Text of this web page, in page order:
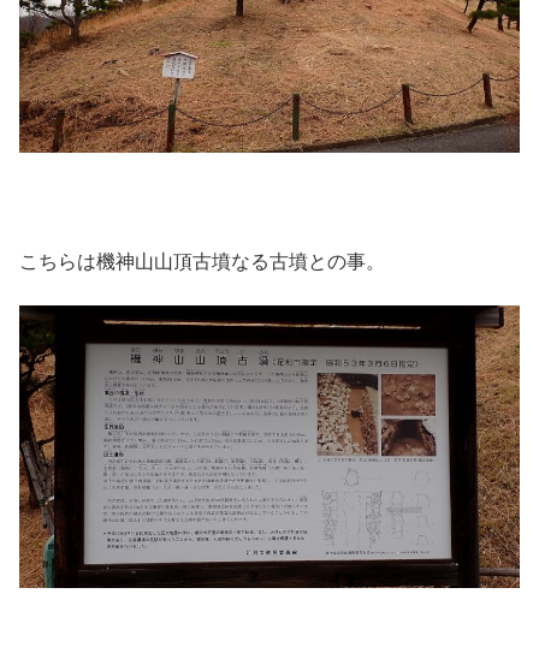
こちらは機神山山頂古墳なる古墳との事。